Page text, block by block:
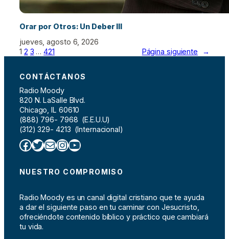
Orar por Otros: Un Deber III
jueves, agosto 6, 2026
1 2 3 … 421 Página siguiente →
CONTÁCTANOS
Radio Moody
820 N. LaSalle Blvd.
Chicago, IL 60610
(888) 796- 7968 (E.E.U.U)
(312) 329- 4213 (Internacional)
Facebook Twitter Correo electrónico InstagramYouTube
NUESTRO COMPROMISO
Radio Moody es un canal digital cristiano que te ayuda
a dar el siguiente paso en tu caminar con Jesucristo,
ofreciéndote contenido bíblico y práctico que cambiará
tu vida.